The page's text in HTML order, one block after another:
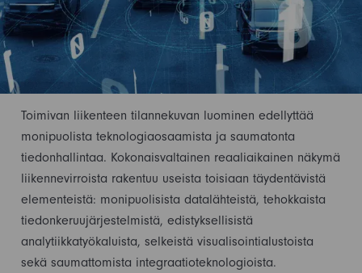
Toimivan liikenteen tilannekuvan luominen edellyttää
monipuolista teknologiaosaamista ja saumatonta
tiedonhallintaa. Kokonaisvaltainen reaaliaikainen näkymä
liikennevirroista rakentuu useista toisiaan täydentävistä
elementeistä: monipuolisista datalähteistä, tehokkaista
tiedonkeruujärjestelmistä, edistyksellisistä
analytiikkatyökaluista, selkeistä visualisointialustoista
sekä saumattomista integraatioteknologioista.